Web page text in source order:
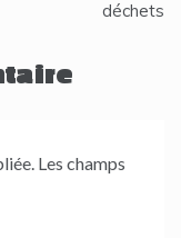
déchets
Les champs